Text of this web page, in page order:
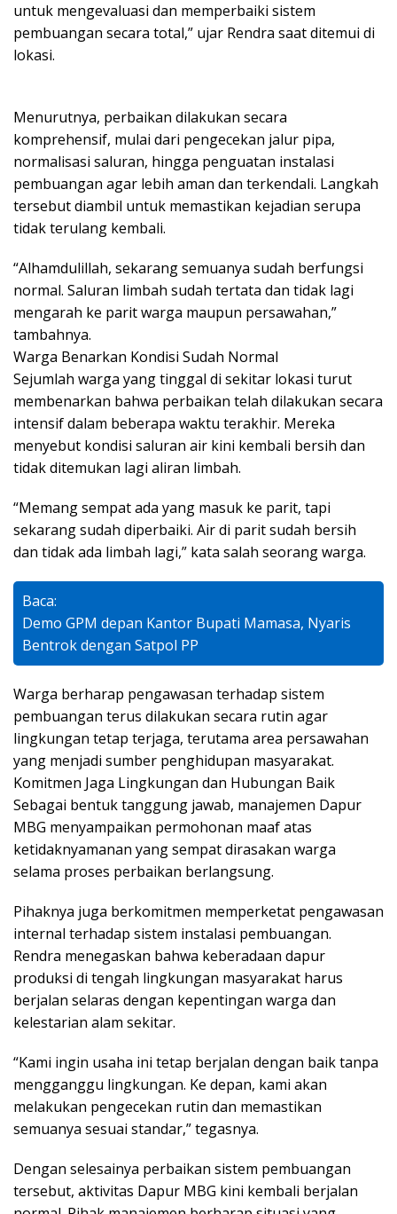
untuk mengevaluasi dan memperbaiki sistem
pembuangan secara total,” ujar Rendra saat ditemui di
lokasi.
Menurutnya, perbaikan dilakukan secara
komprehensif, mulai dari pengecekan jalur pipa,
normalisasi saluran, hingga penguatan instalasi
pembuangan agar lebih aman dan terkendali. Langkah
tersebut diambil untuk memastikan kejadian serupa
tidak terulang kembali.
“Alhamdulillah, sekarang semuanya sudah berfungsi
normal. Saluran limbah sudah tertata dan tidak lagi
mengarah ke parit warga maupun persawahan,”
tambahnya.
Warga Benarkan Kondisi Sudah Normal
Sejumlah warga yang tinggal di sekitar lokasi turut
membenarkan bahwa perbaikan telah dilakukan secara
intensif dalam beberapa waktu terakhir. Mereka
menyebut kondisi saluran air kini kembali bersih dan
tidak ditemukan lagi aliran limbah.
“Memang sempat ada yang masuk ke parit, tapi
sekarang sudah diperbaiki. Air di parit sudah bersih
dan tidak ada limbah lagi,” kata salah seorang warga.
Baca:
Demo GPM depan Kantor Bupati Mamasa, Nyaris
Bentrok dengan Satpol PP
Warga berharap pengawasan terhadap sistem
pembuangan terus dilakukan secara rutin agar
lingkungan tetap terjaga, terutama area persawahan
yang menjadi sumber penghidupan masyarakat.
Komitmen Jaga Lingkungan dan Hubungan Baik
Sebagai bentuk tanggung jawab, manajemen Dapur
MBG menyampaikan permohonan maaf atas
ketidaknyamanan yang sempat dirasakan warga
selama proses perbaikan berlangsung.
Pihaknya juga berkomitmen memperketat pengawasan
internal terhadap sistem instalasi pembuangan.
Rendra menegaskan bahwa keberadaan dapur
produksi di tengah lingkungan masyarakat harus
berjalan selaras dengan kepentingan warga dan
kelestarian alam sekitar.
“Kami ingin usaha ini tetap berjalan dengan baik tanpa
mengganggu lingkungan. Ke depan, kami akan
melakukan pengecekan rutin dan memastikan
semuanya sesuai standar,” tegasnya.
Dengan selesainya perbaikan sistem pembuangan
tersebut, aktivitas Dapur MBG kini kembali berjalan